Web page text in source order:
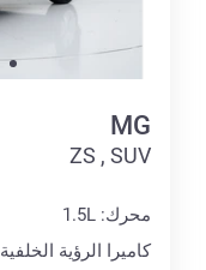
MG
ZS , SUV
محرك: 1.5L
كاميرا الرؤية الخلفية